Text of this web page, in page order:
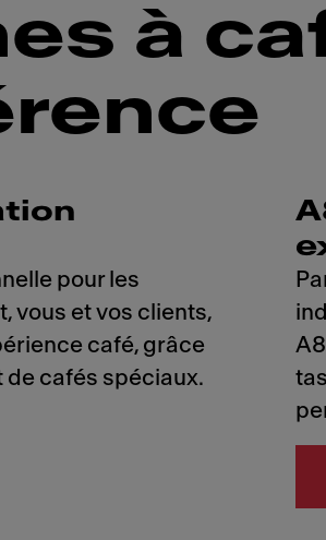
à
pour les
vous et vos clients,
café, grâce
de cafés spéciaux.